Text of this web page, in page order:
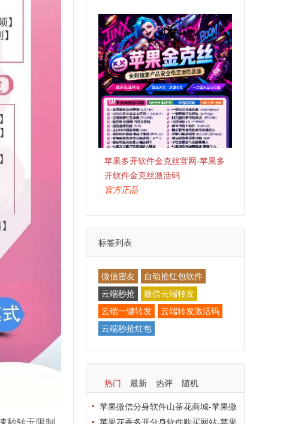
苹果多开软件金克丝官网-苹果多
开软件金克丝激活码
官方正品
标签列表
微信密友
自动抢红包软件
云端秒抢
微信云端转发
云端一键转发
云端转发激活码
云端秒抢红包
热门 最新 热评 随机
苹果微信分身软件山茶花商城-苹果微